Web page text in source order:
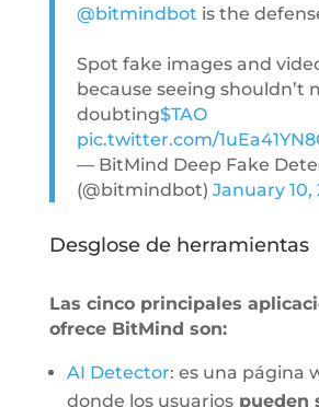
@bitmindbot is the
Spot fake images and
because seeing shouldn’t
doubting$TAO
pic.twitter.com/
— BitMind Deep Fake
(@bitmindbot) January 10,
Desglose de herramientas
Las cinco principales
ofrece BitMind son:
AI Detector: es una página
donde los usuariospueden